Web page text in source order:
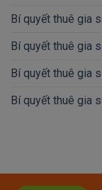
Bí quyết thuê gia
Bí quyết thuê gia
Bí quyết thuê gia
Bí quyết thuê gia